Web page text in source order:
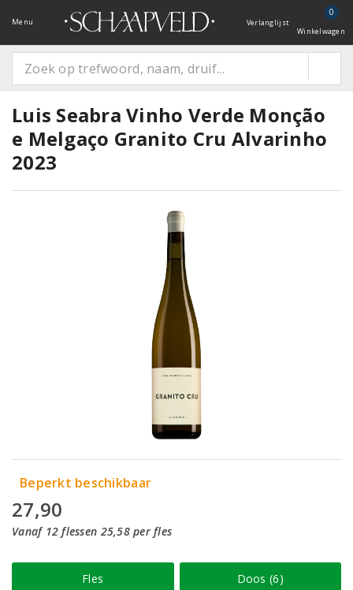
Menu Verlanglijst
0
Winkelwagen
Luis Seabra Vinho Verde Monção
e Melgaço Granito Cru Alvarinho
2023
Beperkt beschikbaar
27,90
Vanaf 12 flessen 25,58 per fles
Fles Doos (6)